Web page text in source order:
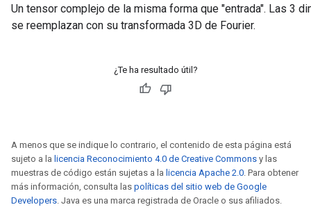
Un tensor complejo de la misma forma que "entrada". Las 3
se reemplazan con su transformada 3D de Fourier.
¿Te ha resultado útil?
A menos que se indique lo contrario, el contenido de esta página está
sujeto a la licencia Reconocimiento 4.0 de Creative Commons y las
muestras de código están sujetas a la licencia Apache 2.0. Para obtener
más información, consulta las políticas del sitio web de Google
Developers. Java es una marca registrada de Oracle o sus afiliados.